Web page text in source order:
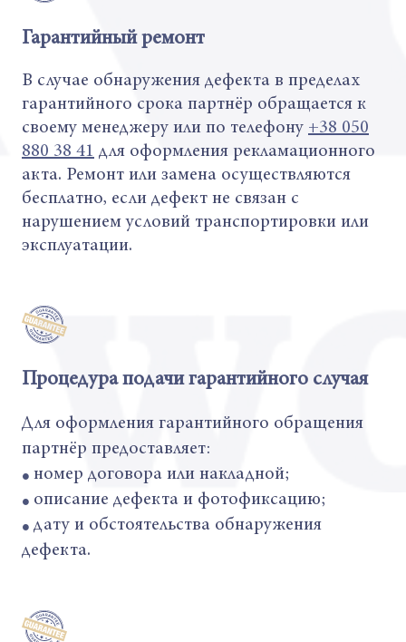
Гарантийный ремонт
В случае обнаружения дефекта в пределах
гарантийного срока партнёр обращается к
своему менеджеру или по телефону +38 050
880 38 41 для оформления рекламационного
акта. Ремонт или замена осуществляются
бесплатно, если дефект не связан с
нарушением условий транспортировки или
эксплуатации.
Процедура подачи гарантийного случая
Для оформления гарантийного обращения
партнёр предоставляет:
● номер договора или накладной;
● описание дефекта и фотофиксацию;
● дату и обстоятельства обнаружения
дефекта.